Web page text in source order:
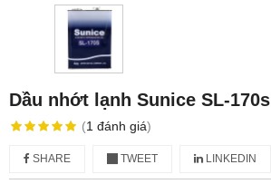
Dầu nhớt lạnh Sunice SL-170s
(1 đánh giá)
SHARE TWEET LINKEDIN